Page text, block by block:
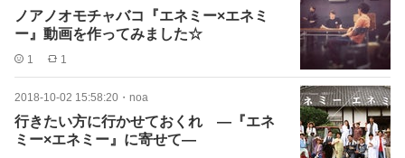
ノアノオモチャバコ『エネミー×エネミ
ー』動画を作ってみました☆
1 1
2018-10-02 15:58:20 ・ noa
行きたい方に行かせておくれ ―『エネ
ミー×エネミー』に寄せて―